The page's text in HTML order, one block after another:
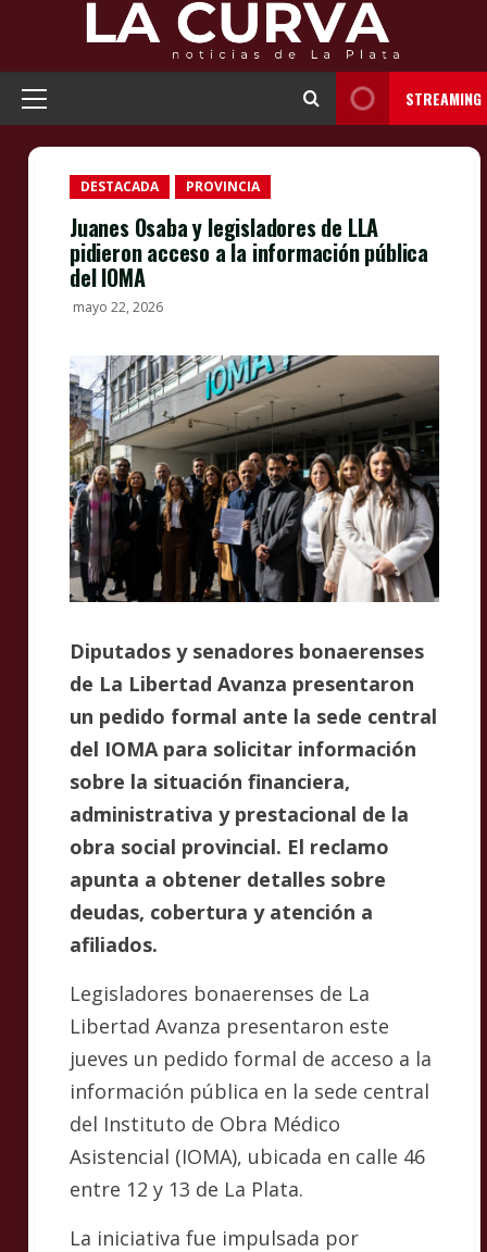
content
Primary
STREAMING
DESTACADA PROVINCIA
Juanes Osaba y legisladores de LLA
pidieron acceso a la información pública
del IOMA
mayo 22, 2026
Diputados y senadores bonaerenses
de La Libertad Avanza presentaron
un pedido formal ante la sede central
del IOMA para solicitar información
sobre la situación financiera,
administrativa y prestacional de la
obra social provincial. El reclamo
apunta a obtener detalles sobre
deudas, cobertura y atención a
afiliados.
Legisladores bonaerenses de La
Libertad Avanza presentaron este
jueves un pedido formal de acceso a la
información pública en la sede central
del Instituto de Obra Médico
Asistencial (IOMA), ubicada en calle 46
entre 12 y 13 de La Plata.
La iniciativa fue impulsada por